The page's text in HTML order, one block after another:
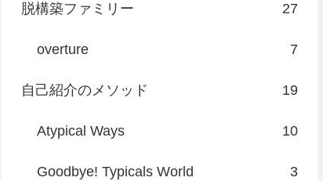
脱構築ファミリー 27
overture 7
自己紹介のメソッド 19
Atypical Ways 10
Goodbye! Typicals World 3